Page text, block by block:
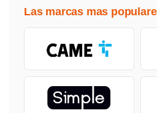
Las marcas mas